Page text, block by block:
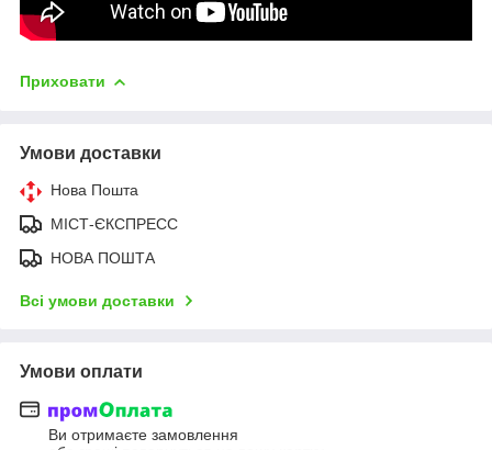
Приховати
Умови доставки
Нова Пошта
МІСТ-ЄКСПРЕСС
НОВА ПОШТА
Всі умови доставки
Умови оплати
Ви отримаєте замовлення